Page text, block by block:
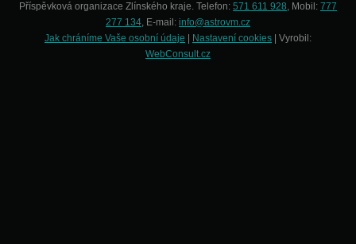
Příspěvková organizace Zlínského kraje. Telefon: 571 611 928, Mobil: 777
277 134, E-mail: info@astrovm.cz
Jak chráníme Vaše osobní údaje
Nastavení cookies | Vyrobil:
WebConsult.cz